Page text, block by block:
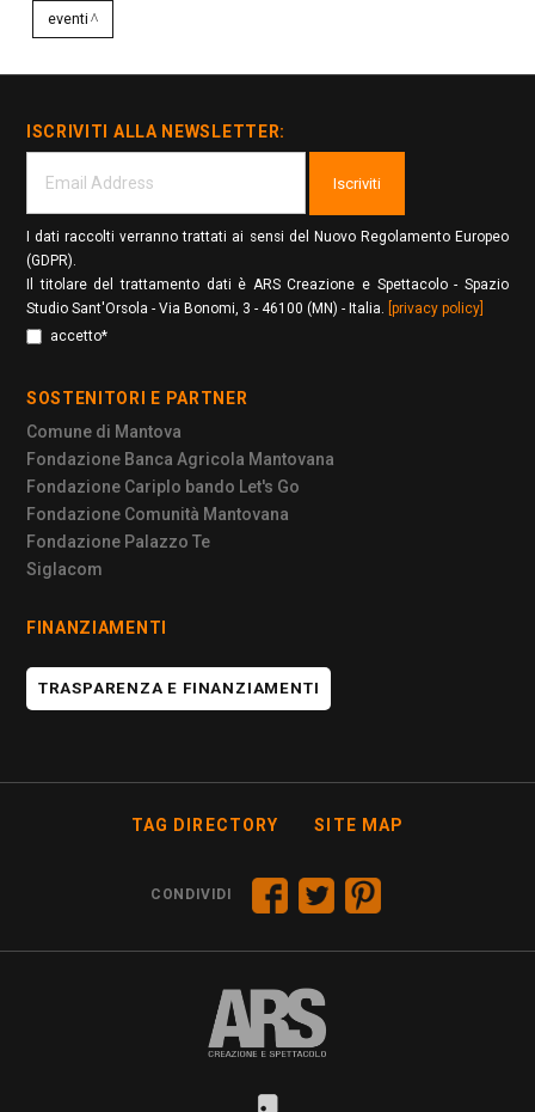
eventi
ISCRIVITI ALLA NEWSLETTER:
Iscriviti
I dati raccolti verranno trattati ai sensi del Nuovo Regolamento Europeo
(GDPR).
Il titolare del trattamento dati è ARS Creazione e Spettacolo - Spazio
Studio Sant'Orsola - Via Bonomi, 3 - 46100 (MN) - Italia.
[privacy policy]
accetto*
SOSTENITORI E PARTNER
Comune di Mantova
Fondazione Banca Agricola Mantovana
Fondazione Cariplo bando Let's Go
Fondazione Comunità Mantovana
Fondazione Palazzo Te
Siglacom
FINANZIAMENTI
TRASPARENZA E FINANZIAMENTI
TAG DIRECTORY SITE MAP
CONDIVIDI